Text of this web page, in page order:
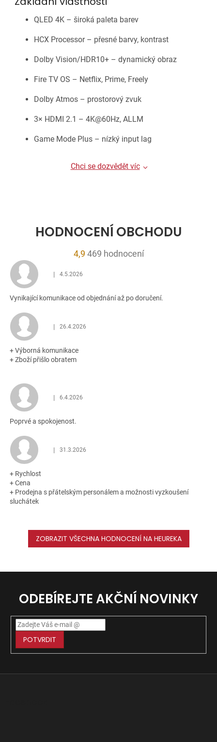
QLED 4K – široká paleta barev
HCX Processor – přesné barvy, kontrast
Dolby Vision/HDR10+ – dynamický obraz
Fire TV OS – Netflix, Prime, Freely
Dolby Atmos – prostorový zvuk
3× HDMI 2.1 – 4K@60Hz, ALLM
Game Mode Plus – nízký input lag
Chci se dozvědět víc
HODNOCENÍ OBCHODU
4,9 Průměrné
4,9
469 hodnocení
Hodnocení obchodu je 5 z 5 hvězdiček.
| 4.5.2026
Vynikající komunikace od objednání až po doručení.
Hodnocení obchodu je 5 z 5 hvězdiček.
| 26.4.2026
+ Výborná komunikace
+ Zboží přišlo obratem
Hodnocení obchodu je 5 z 5 hvězdiček.
| 6.4.2026
Poprvé a spokojenost.
Hodnocení obchodu je 5 z 5 hvězdiček.
| 31.3.2026
+ Rychlost
+ Cena
+ Prodejna s přátelským personálem a možnosti vyzkoušení
sluchátek
ZOBRAZIT VŠECHNA HODNOCENÍ NA HEUREKA
ODEBÍREJTE AKČNÍ NOVINKY
POTVRDIT